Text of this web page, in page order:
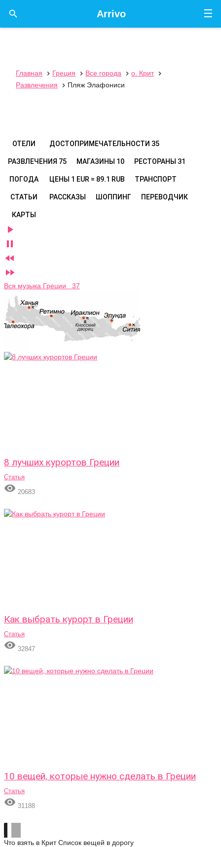
☰
Arrivo

Главная  Греция  Все города  о. Крит

Развлечения
 Пляж Элафониси
ОТЕЛИ ДОСТОПРИМЕЧАТЕЛЬНОСТИ 35
РАЗВЛЕЧЕНИЯ 75 МАГАЗИНЫ 10 РЕСТОРАНЫ 31
ПОГОДА ЦЕНЫ 1 EUR = 89.1 RUB ТРАНСПОРТ
СТАТЬИ РАССКАЗЫ ШОППИНГ ПЕРЕВОДЧИК
КАРТЫ




Вся музыка Греции 37
8 лучших курортов Греции
Статья
 20683
Как выбрать курорт в Греции
Статья
 32847
10 вещей, которые нужно сделать в Греции
Статья
 31188
Что взять в Крит Список вещей в дорогу